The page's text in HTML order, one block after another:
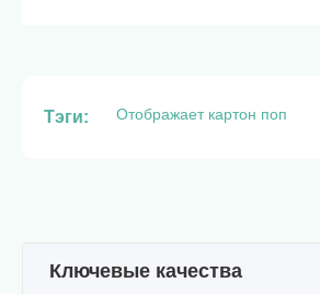
Тэги: Отображает картон поп
Ключевые качества